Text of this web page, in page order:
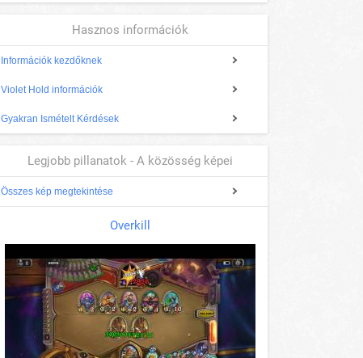
Hasznos információk
Információk kezdőknek
Violet Hold információk
Gyakran Ismételt Kérdések
Legjobb pillanatok - A közösség képei
Összes kép megtekintése
Overkill